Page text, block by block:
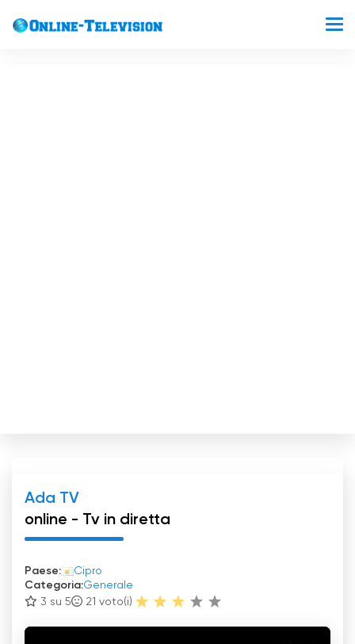
Ada TV
online - Tv in diretta
Paese:
Cipro
Categoria:Generale
3 su 5
21 voto(i)